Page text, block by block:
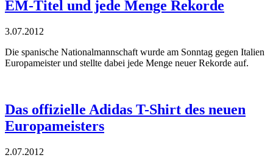
EM-Titel und jede Menge Rekorde
3.07.2012
Die spanische Nationalmannschaft wurde am Sonntag gegen Italien
Europameister und stellte dabei jede Menge neuer Rekorde auf.
Das offizielle Adidas T-Shirt des neuen
Europameisters
2.07.2012